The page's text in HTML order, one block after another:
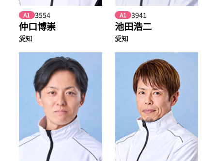
A1 3554
仲口博崇
愛知
A1 3941
池田浩二
愛知